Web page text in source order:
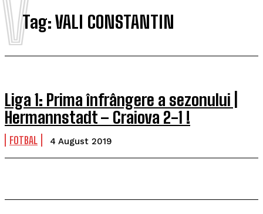
Tag:VALI CONSTANTIN
V
Liga 1: Prima înfrângere a sezonului |
Hermannstadt – Craiova 2-1 !
FOTBAL 4 August 2019